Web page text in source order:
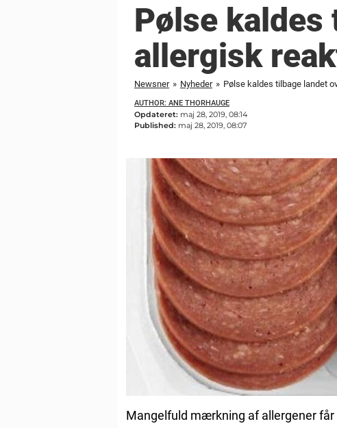
Pølse kaldes
allergisk
Newsner » Nyheder » Pølse kaldes tilbage landet
AUTHOR: ANE THORHAUGE
Opdateret: maj 28, 2019, 08:14
Published: maj 28, 2019, 08:07
Mangelfuld mærkning af allergener